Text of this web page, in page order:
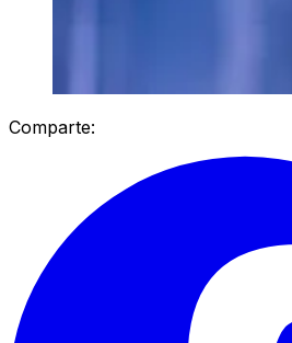
Comparte: